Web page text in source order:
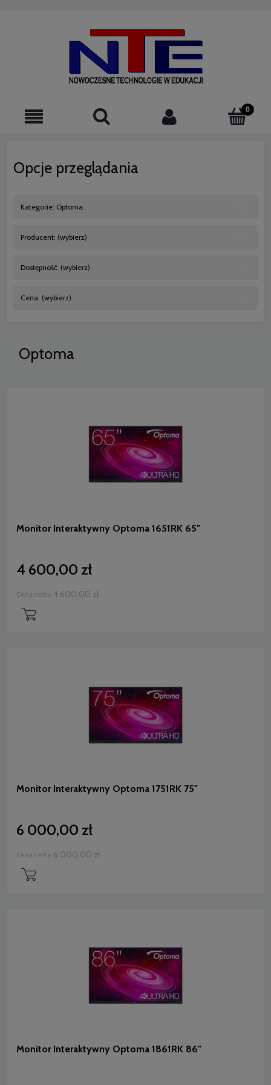
Opcje przeglądania
Kategorie: Optoma
Producent: (wybierz)
Dostępność: (wybierz)
Cena: (wybierz)
Optoma
Monitor Interaktywny Optoma 1651RK 65"
4 600,00 zł
Cena netto: 4 600,00 zł
Monitor Interaktywny Optoma 1751RK 75"
6 000,00 zł
Cena netto: 6 000,00 zł
Monitor Interaktywny Optoma 1861RK 86"